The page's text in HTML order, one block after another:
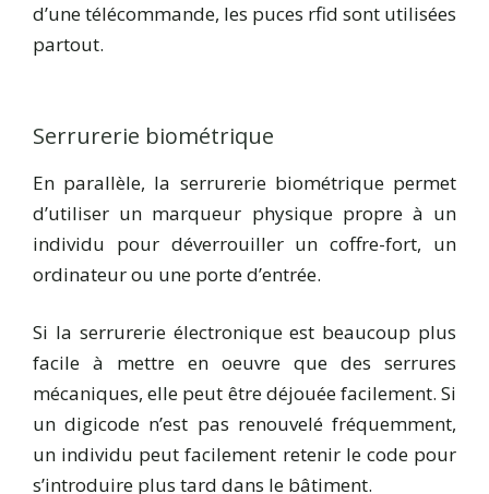
d’une télécommande, les puces rfid sont utilisées
partout.
Serrurerie biométrique
En parallèle, la serrurerie biométrique permet
d’utiliser un marqueur physique propre à un
individu pour déverrouiller un coffre-fort, un
ordinateur ou une porte d’entrée.
Si la serrurerie électronique est beaucoup plus
facile à mettre en oeuvre que des serrures
mécaniques, elle peut être déjouée facilement. Si
un digicode n’est pas renouvelé fréquemment,
un individu peut facilement retenir le code pour
s’introduire plus tard dans le bâtiment.